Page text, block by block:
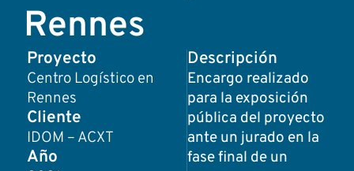
Rennes
Proyecto
Centro Logístico en
Rennes
Cliente
IDOM – ACXT
Año
Descripción
Encargo realizado
para la exposición
pública del proyecto
ante un jurado en la
fase final de un